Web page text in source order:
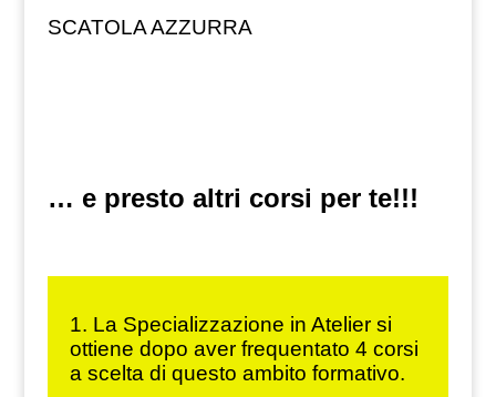
SCATOLA AZZURRA
… e presto altri corsi per te!!!
1. La Specializzazione in Atelier si
ottiene dopo aver frequentato 4 corsi
a scelta di questo ambito formativo.